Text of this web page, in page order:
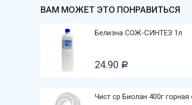
ВАМ МОЖЕТ ЭТО ПОНРАВИТЬСЯ
Белизна СОЖ-СИНТЕЗ 1л
24.90 Р
Чист ср Биолан 400г горная